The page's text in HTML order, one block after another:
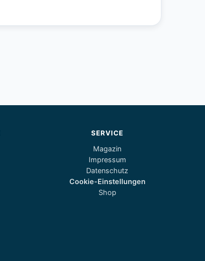
SERVICE
Magazin
Impressum
Datenschutz
Cookie-Einstellungen
Shop